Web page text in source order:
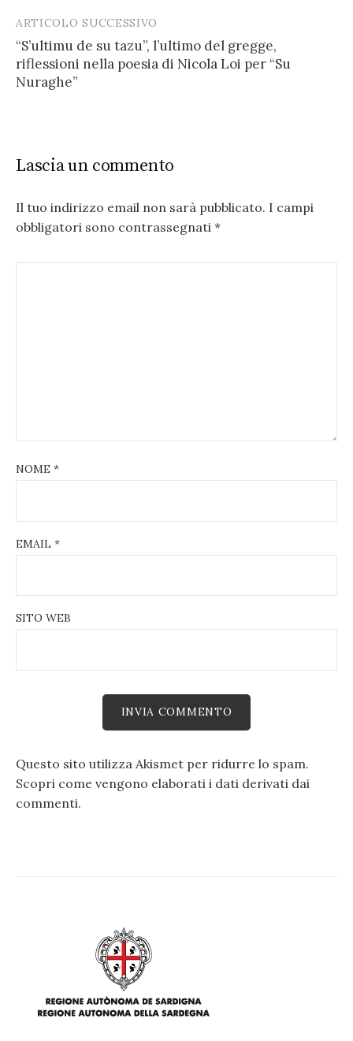
ARTICOLO SUCCESSIVO
“S’ultimu de su tazu”, l’ultimo del gregge,
riflessioni nella poesia di Nicola Loi per “Su
Nuraghe”
Lascia un commento
Il tuo indirizzo email non sarà pubblicato. I campi
obbligatori sono contrassegnati *
NOME *
EMAIL *
SITO WEB
Questo sito utilizza Akismet per ridurre lo spam.
Scopri come vengono elaborati i dati derivati dai
commenti.